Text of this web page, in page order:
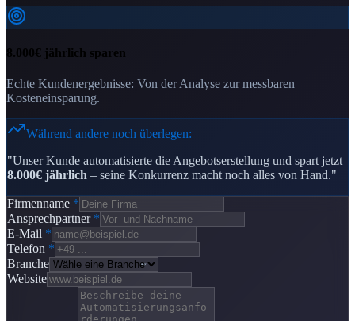
8.000€ jährlich sparen
Echte Kundenergebnisse: Von der Analyse zur messbaren
Kosteneinsparung.
Während andere noch überlegen:
"Unser Kunde automatisierte die Angebotserstellung und spart jetzt
8.000€ jährlich – seine Konkurrenz macht noch alles von Hand."
Firmenname *
Ansprechpartner *
E-Mail *
Telefon *
Branche
Website